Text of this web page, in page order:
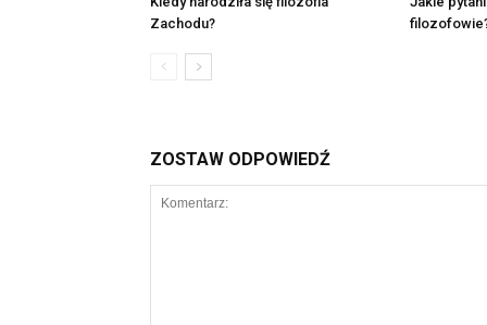
Zachodu?
ZOSTAW ODPOWIEDŹ